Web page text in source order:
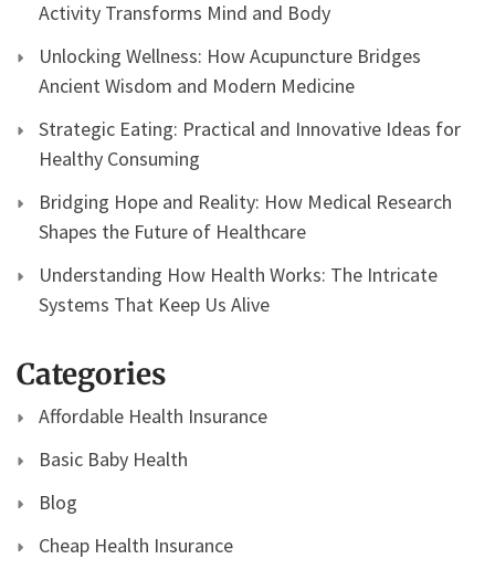
Activity Transforms Mind and Body
Unlocking Wellness: How Acupuncture Bridges
Ancient Wisdom and Modern Medicine
Strategic Eating: Practical and Innovative Ideas for
Healthy Consuming
Bridging Hope and Reality: How Medical Research
Shapes the Future of Healthcare
Understanding How Health Works: The Intricate
Systems That Keep Us Alive
Categories
Affordable Health Insurance
Basic Baby Health
Blog
Cheap Health Insurance